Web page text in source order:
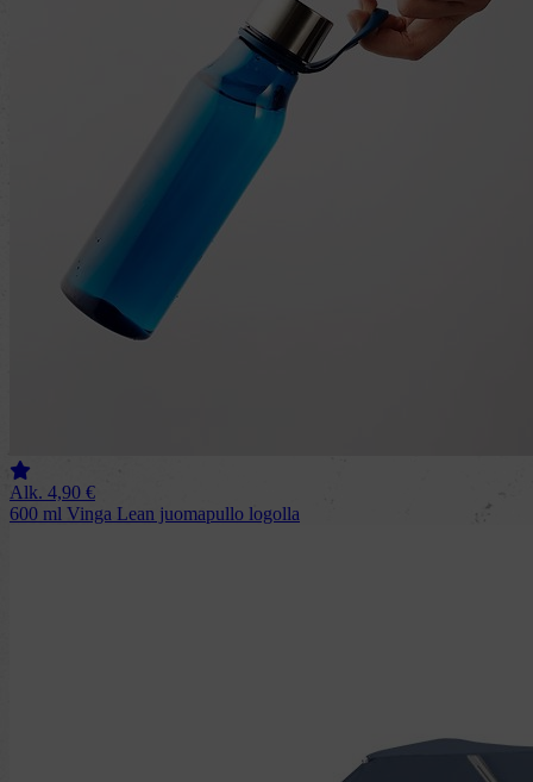
Alk. 4,90 €
600 ml Vinga Lean juomapullo logolla